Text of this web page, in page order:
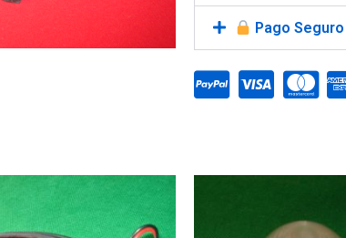
Pago Seguro